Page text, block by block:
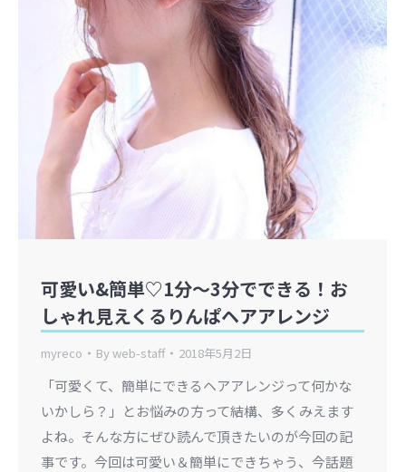
可愛い&簡単♡1分～3分でできる！お
しゃれ見えくるりんぱヘアアレンジ
myreco Byweb-staff 2018年5月2日
「可愛くて、簡単にできるヘアアレンジって何かな
いかしら？」とお悩みの方って結構、多くみえます
よね。そんな方にぜひ読んで頂きたいのが今回の記
事です。今回は可愛い＆簡単にできちゃう、今話題